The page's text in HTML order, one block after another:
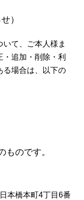
）
て、ご本人様ま
追加・削除・利
る場合は、以下の
ものです。
本橋本町4丁目6番